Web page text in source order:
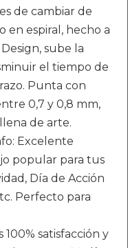
de cambiar de
en espiral, hecho a
sube la
el tiempo de
Punta con
0,7 y 0,8 mm,
de arte.
Excelente
popular para tus
Día de Acción
Perfecto para
100% satisfacción y